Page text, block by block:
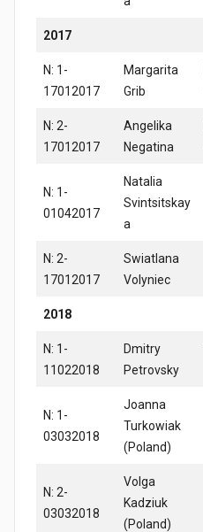
2017
N: 1-
17012017
Margarita
Grib
N: 2-
17012017
Angelika
Negatina
N: 1-
01042017
Natalia
Svintsitskay
a
N: 2-
17012017
Swiatlana
Volyniec
2018
N: 1-
11022018
Dmitry
Petrovsky
N: 1-
03032018
Joanna
Turkowiak
(Poland)
N: 2-
03032018
Volga
Kadziuk
(Poland)